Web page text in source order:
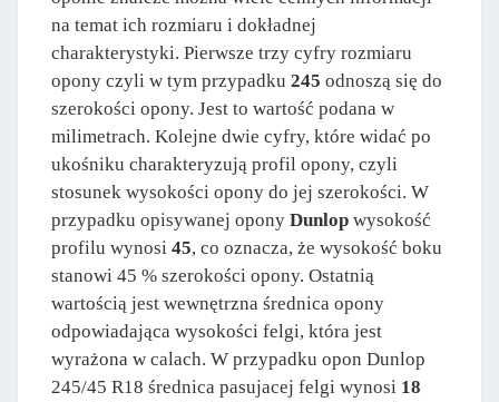
na temat ich rozmiaru i dokładnej
charakterystyki. Pierwsze trzy cyfry rozmiaru
opony czyli w tym przypadku 245 odnoszą się do
szerokości opony. Jest to wartość podana w
milimetrach. Kolejne dwie cyfry, które widać po
ukośniku charakteryzują profil opony, czyli
stosunek wysokości opony do jej szerokości. W
przypadku opisywanej opony Dunlop wysokość
profilu wynosi 45, co oznacza, że wysokość boku
stanowi 45 % szerokości opony. Ostatnią
wartością jest wewnętrzna średnica opony
odpowiadająca wysokości felgi, która jest
wyrażona w calach. W przypadku opon Dunlop
245/45 R18 średnica pasujacej felgi wynosi 18